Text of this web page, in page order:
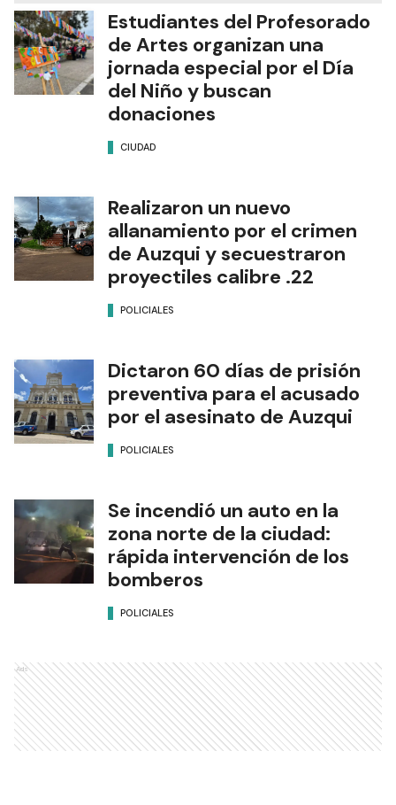
Estudiantes del Profesorado
de Artes organizan una
jornada especial por el Día
del Niño y buscan
donaciones
CIUDAD
Realizaron un nuevo
allanamiento por el crimen
de Auzqui y secuestraron
proyectiles calibre .22
POLICIALES
Dictaron 60 días de prisión
preventiva para el acusado
por el asesinato de Auzqui
POLICIALES
Se incendió un auto en la
zona norte de la ciudad:
rápida intervención de los
bomberos
POLICIALES
Ads